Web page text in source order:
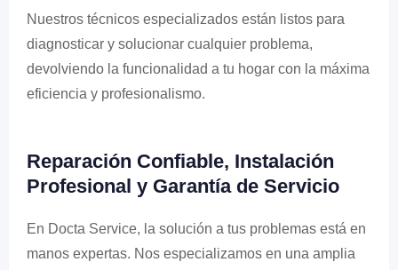
Nuestros técnicos especializados están listos para
diagnosticar y solucionar cualquier problema,
devolviendo la funcionalidad a tu hogar con la máxima
eficiencia y profesionalismo.
Reparación Confiable, Instalación
Profesional y Garantía de Servicio
En Docta Service, la solución a tus problemas está en
manos expertas. Nos especializamos en una amplia